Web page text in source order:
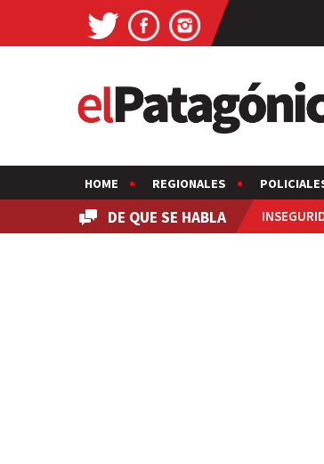
HOME REGIONALES
DE QUE SE HABLA